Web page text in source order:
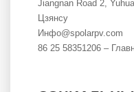
Jiangnan Road 2,
Цзянсу
Инфо@spolarpv.com
86 25 58351206 –